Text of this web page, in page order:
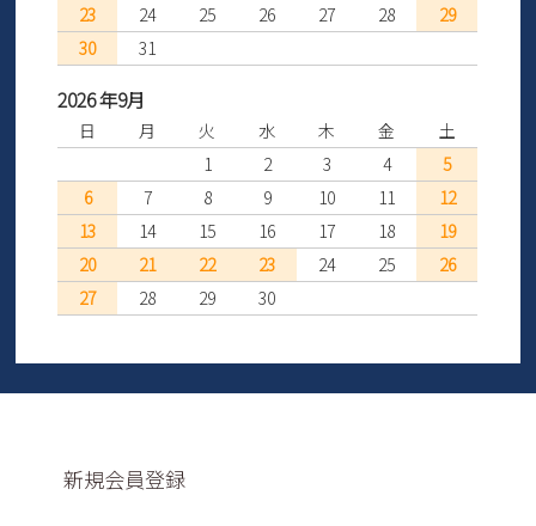
23
24 25 26 27 28
29
30
31
2026 年9月
日 月 火 水 木 金
土
1
2 3 4
5
6
7 8 9 10 11
12
13
14 15 16 17 18
19
20
21 22 23 24 25
26
27
28 29 30
新規会員登録